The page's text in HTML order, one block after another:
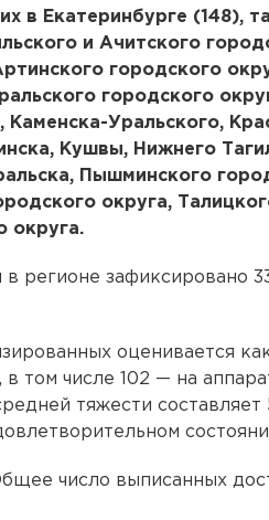
в Екатеринбурге (148),
и Ачитского
городского
городского
Каменска-Уральского,
Кушвы, Нижнего
Пышминского
округа,
округа.
в регионе зафиксировано
оценивается
в том числе 102 — на
тяжести составляет
число выписанных